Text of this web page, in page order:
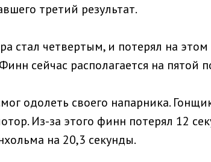
третий результат.
стал четвертым, и потерял на
сейчас располагается на пятой
одолеть своего напарника.
Из-за этого финн потерял 12
на 20,3 секунды.